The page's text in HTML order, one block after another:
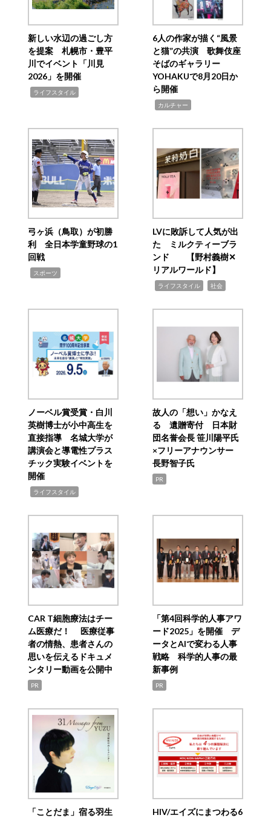
新しい水辺の過ごし方
を提案 札幌市・豊平
川でイベント「川見
2026」を開催
ライフスタイル
6人の作家が描く“風景
と猫”の共演 歌舞伎座
そばのギャラリー
YOHAKUで8月20日か
ら開催
カルチャー
弓ヶ浜（鳥取）が初勝
利 全日本学童野球の1
回戦
スポーツ
LVに敗訴して人気が出
た ミルクティーブラ
ンド 【野村義樹✕
リアルワールド】
ライフスタイル 社会
ノーベル賞受賞・白川
英樹博士が小中高生を
直接指導 名城大学が
講演会と導電性プラス
チック実験イベントを
開催
ライフスタイル
故人の「想い」かなえ
る 遺贈寄付 日本財
団名誉会長 笹川陽平氏
×フリーアナウンサー
長野智子氏
PR
CAR T細胞療法はチー
ム医療だ！ 医療従事
者の情熱、患者さんの
思いを伝えるドキュメ
ンタリー動画を公開中
PR
「第4回科学的人事アワ
ード2025」を開催 デ
ータとAIで変わる人事
戦略 科学的人事の最
新事例
PR
「ことだま」宿る羽生
HIV/エイズにまつわる6